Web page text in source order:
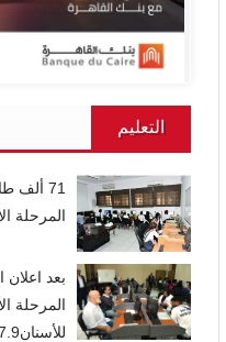
التعليم
71 ألف
المرحلة
بعد
للأسنان87.9 للهندسة